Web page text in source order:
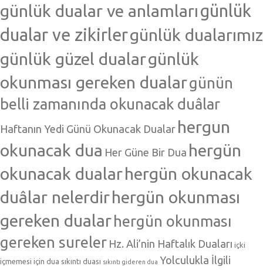
günlük dualar ve anlamlarıgünlük
dualar ve zikirlergünlük dualarımız
günlük güzel dualargünlük
okunması gereken dualargünün
belli zamanında okunacak duâlar
Haftanın Yedi Günü Okunacak Dualar hergun
okunacak dua Her Güne Bir Dua hergün
okunacak dualarhergün okunacak
duâlar nelerdirhergün okunması
gereken dualar hergün okunması
gereken sureler Hz. Ali’nin Haftalık Duaları içki
içmemesi için dua sıkıntı duası sıkıntı gideren dua Yolculukla İlgili